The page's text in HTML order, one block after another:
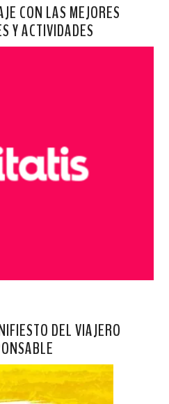
CON LAS MEJORES
Y ACTIVIDADES
DEL VIAJERO